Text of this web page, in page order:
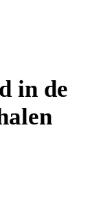
in de